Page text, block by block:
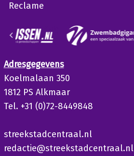
Reclame
Adresgegevens
Koelmalaan 350
1812 PS Alkmaar
Tel. +31 (0)72-8449848
streekstadcentraal.nl
redactie@streekstadcentraal.nl